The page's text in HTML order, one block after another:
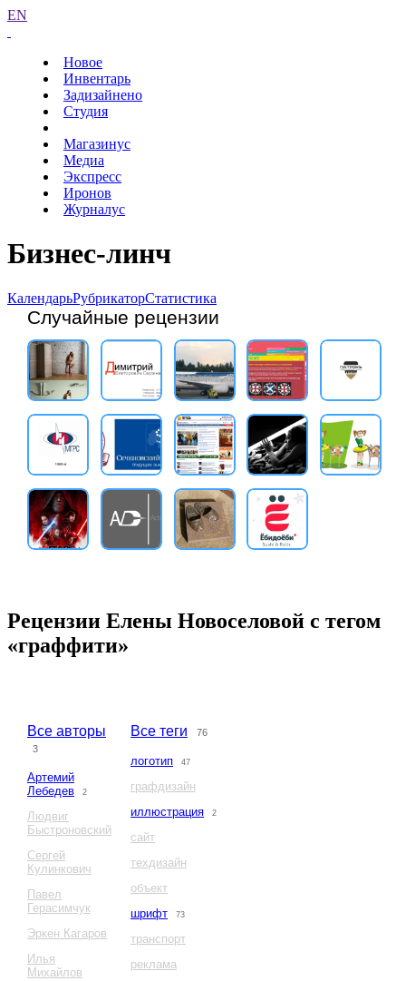
EN
Новое
Инвентарь
Задизайнено
Студия
Магазинус
Медиа
Экспресс
Иронов
Журналус
Бизнес-линч
КалендарьРубрикаторСтатистика
Случайные рецензии
Рецензии Елены Новоселовой с тегом
«граффити»
Все авторы
3
Артемий
Лебедев
2
Людвиг
Быстроновский
Сергей
Кулинкович
Павел
Герасимчук
Эркен Кагаров
Илья
Михайлов
Все теги 76
логотип 47
графдизайн
иллюстрация
2
сайт
техдизайн
объект
шрифт
73
транспорт
реклама